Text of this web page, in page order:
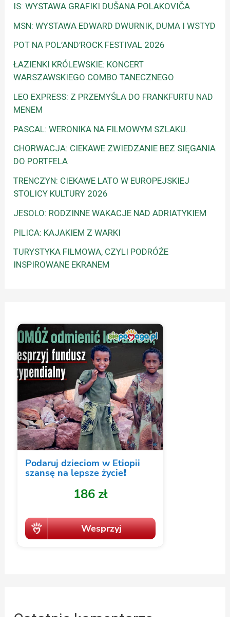
IS: WYSTAWA GRAFIKI DUŠANA POLAKOVIČA
MSN: WYSTAWA EDWARD DWURNIK, DUMA I WSTYD
POT NA POL’AND’ROCK FESTIVAL 2026
ŁAZIENKI KRÓLEWSKIE: KONCERT
WARSZAWSKIEGO COMBO TANECZNEGO
LEO EXPRESS: Z PRZEMYŚLA DO FRANKFURTU NAD
MENEM
PASCAL: WERONIKA NA FILMOWYM SZLAKU.
CHORWACJA: CIEKAWE ZWIEDZANIE BEZ SIĘGANIA
DO PORTFELA
TRENCZYN: CIEKAWE LATO W EUROPEJSKIEJ
STOLICY KULTURY 2026
JESOLO: RODZINNE WAKACJE NAD ADRIATYKIEM
PILICA: KAJAKIEM Z WARKI
TURYSTYKA FILMOWA, CZYLI PODRÓŻE
INSPIROWANE EKRANEM